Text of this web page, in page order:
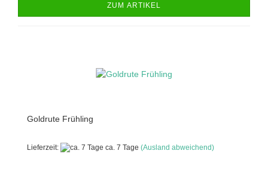
ZUM ARTIKEL
Goldrute Frühling
Lieferzeit: ca. 7 Tage (Ausland abweichend)